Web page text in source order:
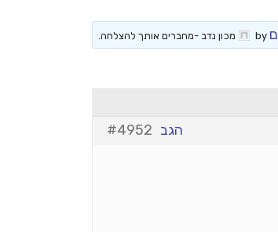
מכון נדב -מחברים אותך להצלחה.
#4952 הגב